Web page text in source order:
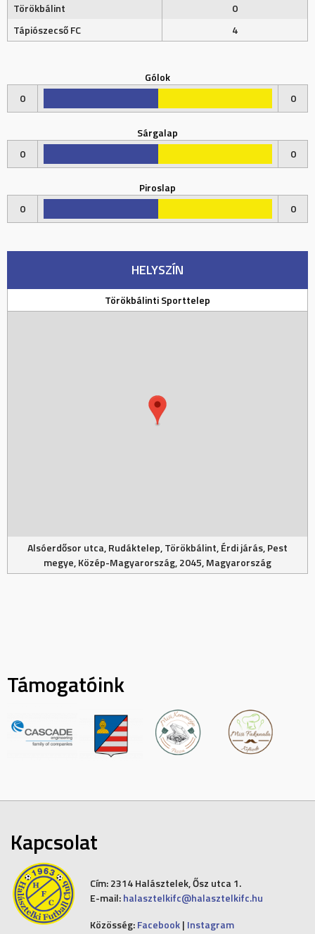
Törökbálint
0
Tápiószecső FC
4
Gólok
0
0
Sárgalap
0
0
Piroslap
0
0
HELYSZÍN
Törökbálinti Sporttelep
Alsóerdősor utca, Rudáktelep, Törökbálint, Érdi járás, Pest
megye, Közép-Magyarország, 2045, Magyarország
Támogatóink
Kapcsolat
Cím:2314 Halásztelek, Ősz utca 1.
E-mail: halasztelkifc@halasztelkifc.hu
Közösség: Facebook| Instagram